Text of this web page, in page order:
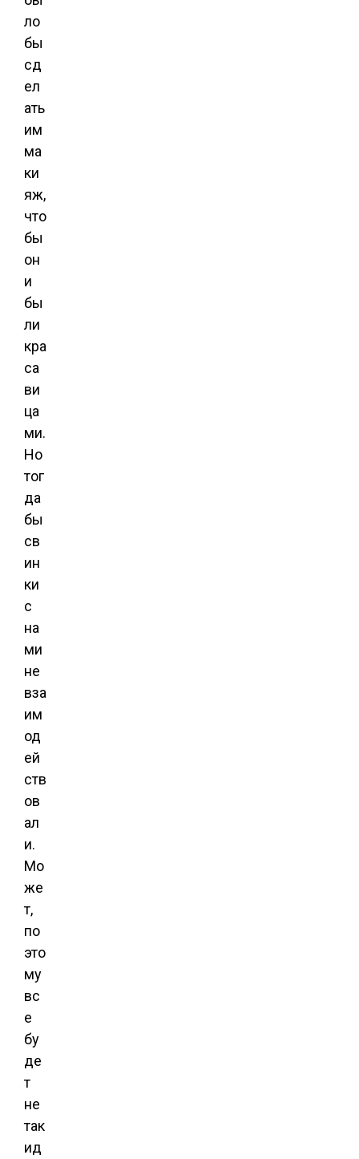
ло
бы
сд
ел
ать
им
ма
ки
яж,
что
бы
он
и
бы
ли
кра
са
ви
ца
ми.
Но
тог
да
бы
св
ин
ки
с
на
ми
не
вза
им
од
ей
ств
ов
ал
и.
Мо
же
т,
по
это
му
вс
е
бу
де
т
не
так
ид